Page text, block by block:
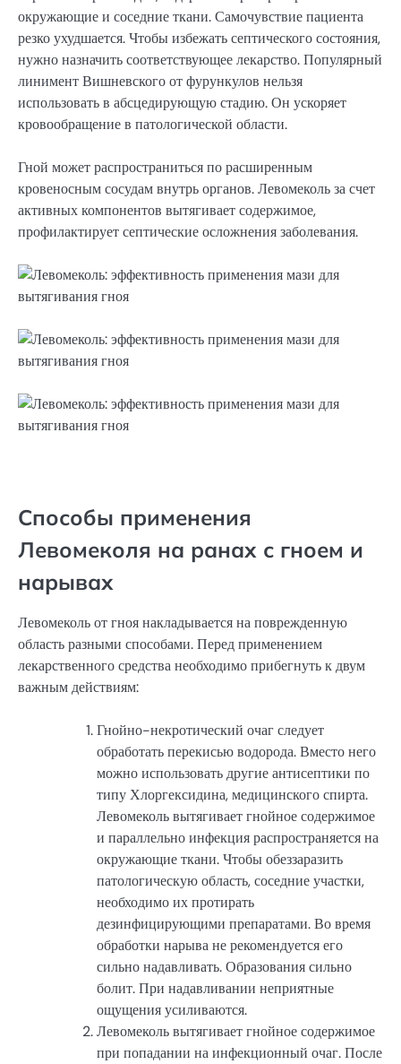
окружающие и соседние ткани. Самочувствие пациента
резко ухудшается. Чтобы избежать септического состояния,
нужно назначить соответствующее лекарство. Популярный
линимент Вишневского от фурункулов нельзя
использовать в абсцедирующую стадию. Он ускоряет
кровообращение в патологической области.
Гной может распространиться по расширенным
кровеносным сосудам внутрь органов. Левомеколь за счет
активных компонентов вытягивает содержимое,
профилактирует септические осложнения заболевания.
Способы применения
Левомеколя на ранах с гноем и
нарывах
Левомеколь от гноя накладывается на поврежденную
область разными способами. Перед применением
лекарственного средства необходимо прибегнуть к двум
важным действиям:
Гнойно-некротический очаг следует
обработать перекисью водорода. Вместо него
можно использовать другие антисептики по
типу Хлоргексидина, медицинского спирта.
Левомеколь вытягивает гнойное содержимое
и параллельно инфекция распространяется на
окружающие ткани. Чтобы обеззаразить
патологическую область, соседние участки,
необходимо их протирать
дезинфицирующими препаратами. Во время
обработки нарыва не рекомендуется его
сильно надавливать. Образования сильно
болит. При надавливании неприятные
ощущения усиливаются.
Левомеколь вытягивает гнойное содержимое
при попадании на инфекционный очаг. После